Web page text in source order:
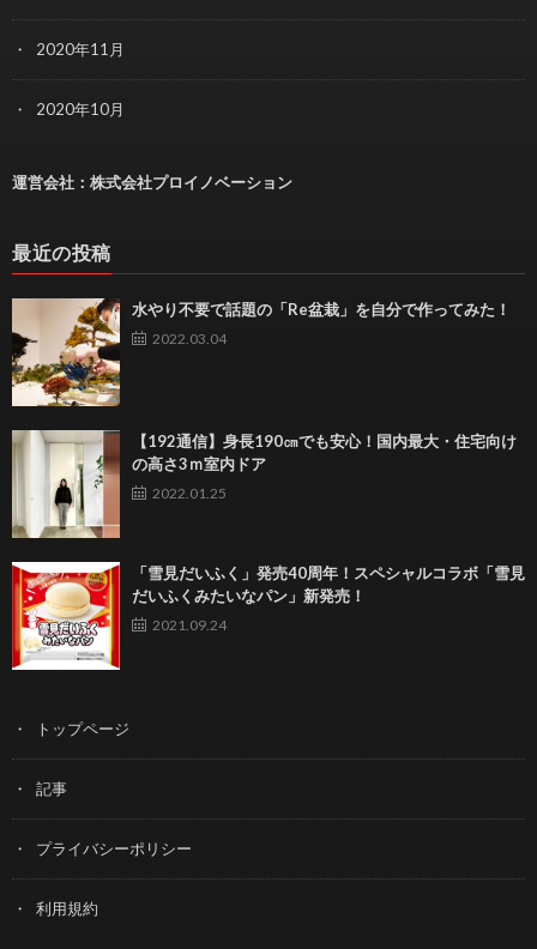
2020年11月
2020年10月
運営会社： 株式会社プロイノベーション
最近の投稿
水やり不要で話題の「Re盆栽」を自分で作ってみた！
2022.03.04
【192通信】身長190㎝でも安心！国内最大・住宅向け
の高さ3ｍ室内ドア
2022.01.25
「雪見だいふく」発売40周年！スペシャルコラボ「雪見
だいふくみたいなパン」新発売！
2021.09.24
トップページ
記事
プライバシーポリシー
利用規約